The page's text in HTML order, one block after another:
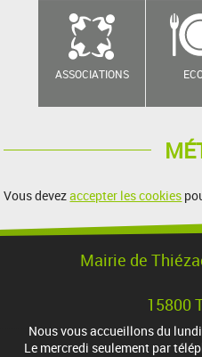
ASSOCIATIONS
Vous devezaccepter les cookies
Mairie de
15800
Nous vous accueillons du
Le mercredi seulement par